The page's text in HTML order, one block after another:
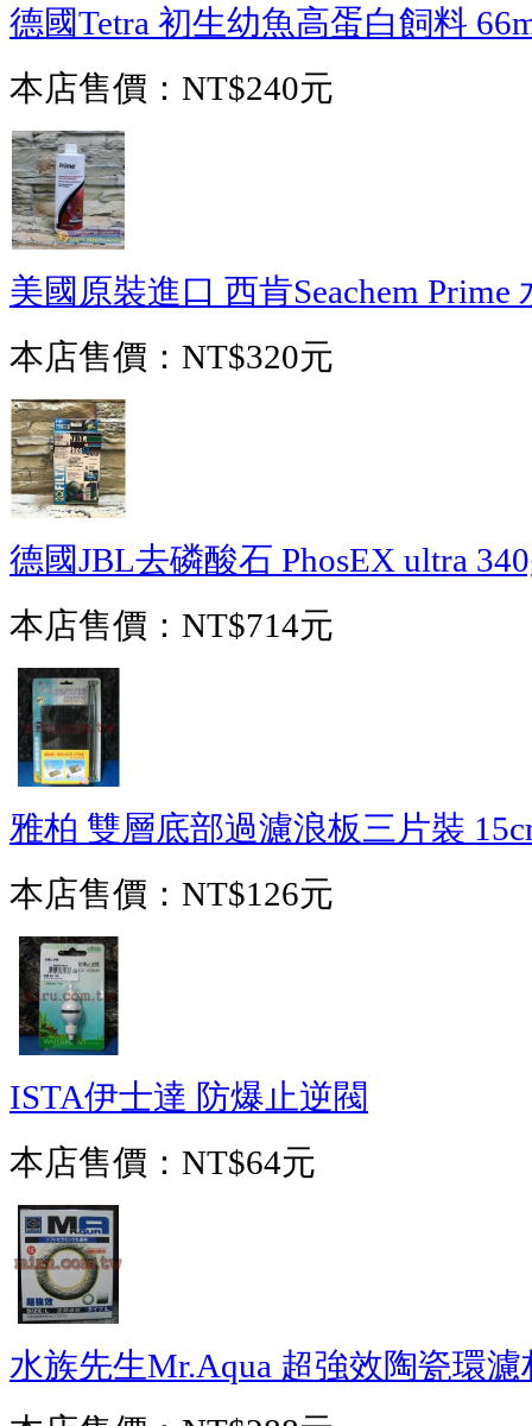
德國Tetra 初生幼魚高蛋白飼料
本店售價： NT$240元
美國原裝進口 西肯Seachem
本店售價： NT$320元
德國JBL去磷酸石 PhosEX ultra
本店售價： NT$714元
雅柏 雙層底部過濾浪板三片裝
本店售價： NT$126元
ISTA伊士達 防爆止逆閥
本店售價： NT$64元
水族先生Mr.Aqua 超強效陶瓷環